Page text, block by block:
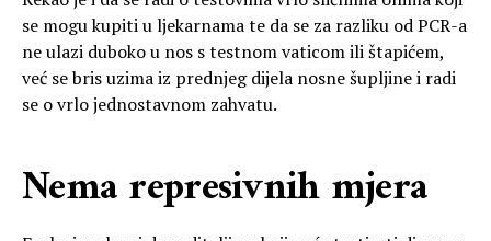
se mogu kupiti u ljekarnama te da se za razliku od PCR-a
ne ulazi duboko u nos s testnom vaticom ili štapićem,
već se bris uzima iz prednjeg dijela nosne šupljine i radi
se o vrlo jednostavnom zahvatu.
Nema represivnih mjera